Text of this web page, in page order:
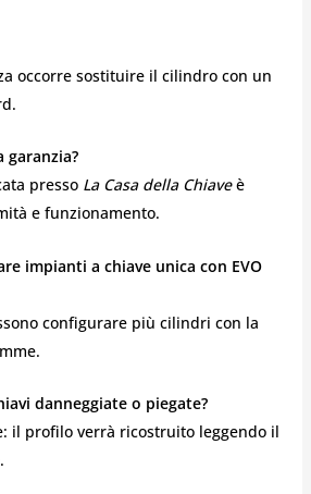
occorre sostituire il cilindro con un
garanzia?
presso La Casa della Chiaveè
e funzionamento.
impianti a chiave unica con EVO
configurare più cilindri con la
danneggiate o piegate?
il profilo verrà ricostruito leggendo il